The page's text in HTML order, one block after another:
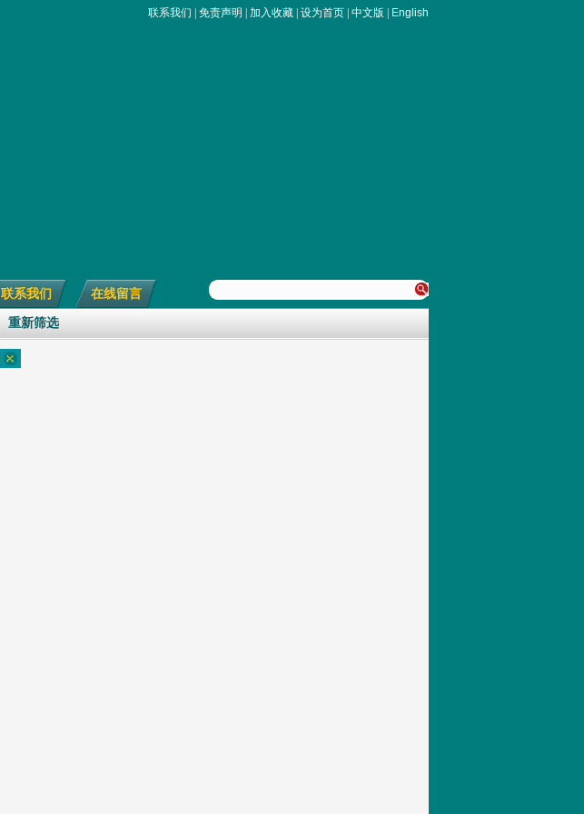
联系我们 免责声明 加入收藏 设为首页 中文版 English
联系我们 在线留言
重新筛选